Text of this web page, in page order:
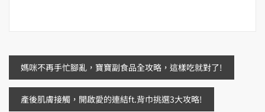
文
章
媽咪不再手忙腳亂，寶寶副食品全攻略，這樣吃就對了!
產後肌膚接觸，開啟愛的連結ft.背巾挑選3大攻略!